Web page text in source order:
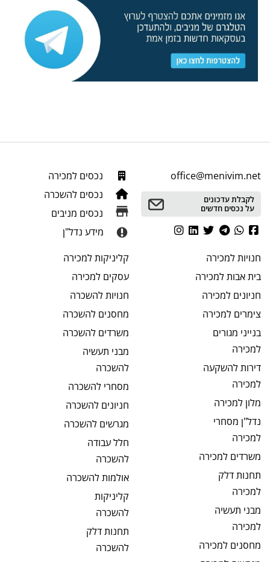
office@menivim.net
לקבלת עדכונים
על נכסים חדשים
נכסים למכירה
נכסים להשכרה
נכסים מניבים
מידע נדל"ן
חנויותלמכירה
בית אבותלמכירה
חניונים למכירה
צימרים למכירה
בנייני מגורים
למכירה
דירות להשקעה
למכירה
מלון למכירה
נדל"ן מסחרי
למכירה
משרדים למכירה
תחנות דלק
למכירה
מבני תעשיה
למכירה
מחסנים למכירה
קליניקותלמכירה
עסקים למכירה
חנויותלהשכרה
מחסנים להשכרה
משרדים להשכרה
מבני תעשיה
להשכרה
מסחרי להשכרה
חניונים להשכרה
מגרשים להשכרה
חלל עבודה
להשכרה
אולמותלהשכרה
קליניקות
להשכרה
תחנות דלק
להשכרה